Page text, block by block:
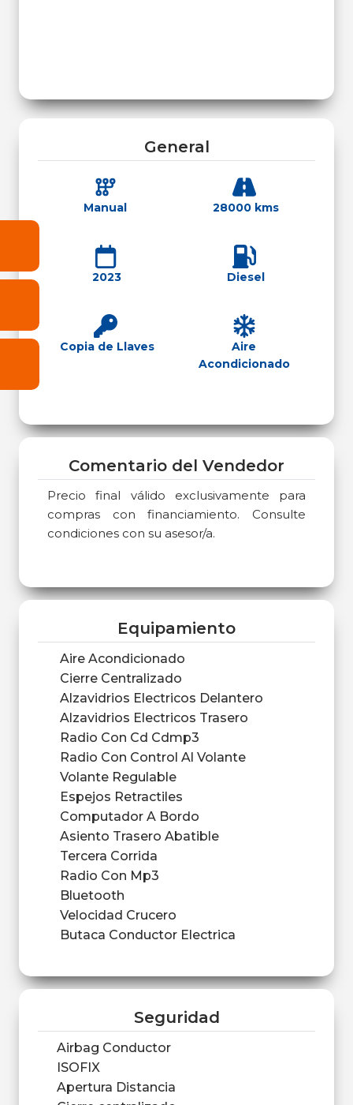
General
Manual 28000 kms
2023 Diesel
Copia de Llaves
Aire
Acondicionado
Comentario del Vendedor
Precio final válido exclusivamente para
compras con financiamiento. Consulte
condiciones con su asesor/a.
Equipamiento
Aire Acondicionado
Cierre Centralizado
Alzavidrios Electricos Delantero
Alzavidrios Electricos Trasero
Radio Con Cd Cdmp3
Radio Con Control Al Volante
Volante Regulable
Espejos Retractiles
Computador A Bordo
Asiento Trasero Abatible
Tercera Corrida
Radio Con Mp3
Bluetooth
Velocidad Crucero
Butaca Conductor Electrica
Seguridad
Airbag Conductor
ISOFIX
Apertura Distancia